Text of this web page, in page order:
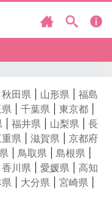
秋田県 山形県
福島
千葉県 東京都
福井県 山梨県
長
県 滋賀県
京都府
鳥取県 島根県
香川県 愛媛県
高知
大分県 宮崎県